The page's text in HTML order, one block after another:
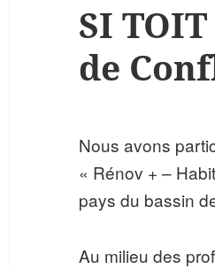
SI
de
Nous avons
« Rénov + –
pays du bassin
Au milieu des